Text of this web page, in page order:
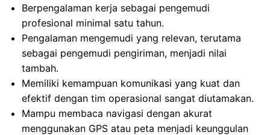
Berpengalaman kerja sebagai pengemudi
profesional minimal satu tahun.
Pengalaman mengemudi yang relevan, terutama
sebagai pengemudi pengiriman, menjadi nilai
tambah.
Memiliki kemampuan komunikasi yang kuat dan
efektif dengan tim operasional sangat diutamakan.
Mampu membaca navigasi dengan akurat
menggunakan GPS atau peta menjadi keunggulan